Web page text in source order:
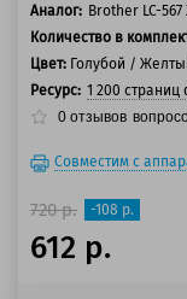
Аналог:
Количество в
Цвет: Голубой /
Ресурс: 1 200
0 отзывов
Совместим с
720 р. -108 р.
612 р.